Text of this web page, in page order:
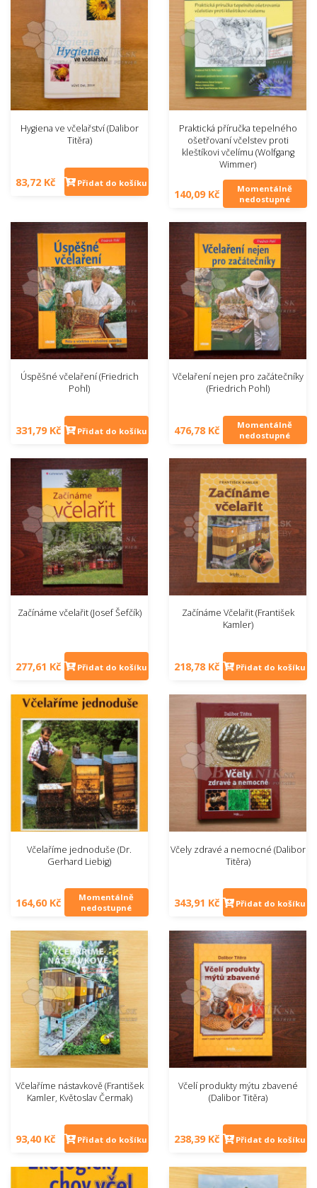
Hygiena ve včelařství (Dalibor
Titěra)
83,72 Kč Přidat do košíku
Praktická příručka tepelného
ošetřovaní včelstev proti
kleštíkovi včelímu (Wolfgang
Wimmer)
140,09 Kč
Momentálně
nedostupné
Úspěšné včelaření (Friedrich
Pohl)
331,79 Kč Přidat do košíku
Včelaření nejen pro začátečníky
(Friedrich Pohl)
476,78 Kč
Momentálně
nedostupné
Začínáme včelařit (Josef Šefčík)
277,61 Kč Přidat do košíku
Začínáme Včelařit (František
Kamler)
218,78 Kč Přidat do košíku
Včelaříme jednoduše (Dr.
Gerhard Liebig)
164,60 Kč
Momentálně
nedostupné
Včely zdravé a nemocné (Dalibor
Titěra)
343,91 Kč Přidat do košíku
Včelaříme nástavkově (František
Kamler, Květoslav Čermak)
93,40 Kč Přidat do košíku
Včelí produkty mýtu zbavené
(Dalibor Titěra)
238,39 Kč Přidat do košíku